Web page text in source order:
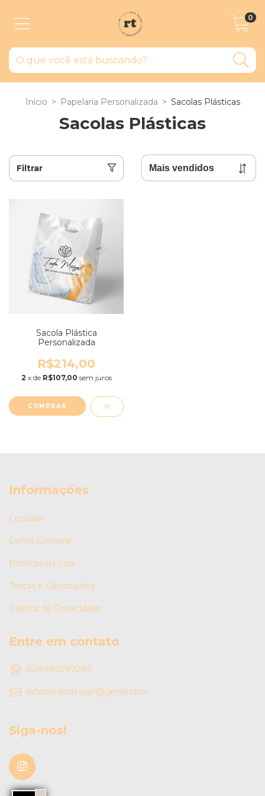
0
Início > Papelaria Personalizada > Sacolas Plásticas
Sacolas Plásticas
Filtrar
Sacola Plástica
Personalizada
R$214,00
2 x de R$107,00 sem juros
COMPRAR
Informações
Contato
Como Comprar
Políticas da Loja
Trocas e Devoluções
Política de Privacidade
Entre em contato
5519989299289
rafatoledodesign@gmail.com
Siga-nos!